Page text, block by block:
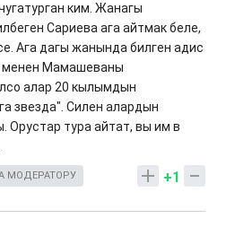
ким. Жанагы
Сариева ага айтмак беле,
Ага дагы жанында билген адис
менен Мамашеваны
алар 20 кылымдын
звезда". Силен алардын
Орустар тура айтат, вы им в
+1
МОДЕРАТОРУ